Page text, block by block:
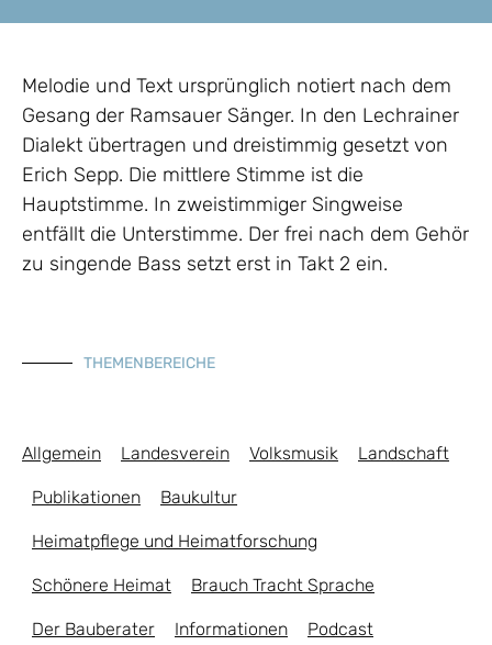
Melodie und Text ursprünglich notiert nach dem
Gesang der Ramsauer Sänger. In den Lechrainer
Dialekt übertragen und dreistimmig gesetzt von
Erich Sepp. Die mittlere Stimme ist die
Hauptstimme. In zweistimmiger Singweise
entfällt die Unterstimme. Der frei nach dem Gehör
zu singende Bass setzt erst in Takt 2 ein.
THEMENBEREICHE
Allgemein Landesverein Volksmusik Landschaft
Publikationen Baukultur
Heimatpflege und Heimatforschung
Schönere Heimat Brauch Tracht Sprache
Der Bauberater Informationen Podcast